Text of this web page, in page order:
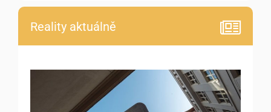
Reality aktuálně